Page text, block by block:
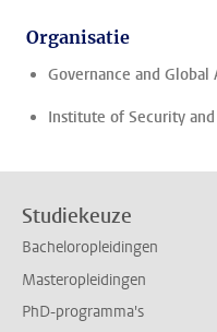
Organisatie
Governance and Global
Institute of Security
Studiekeuze
Bacheloropleidingen
Masteropleidingen
PhD-programma's